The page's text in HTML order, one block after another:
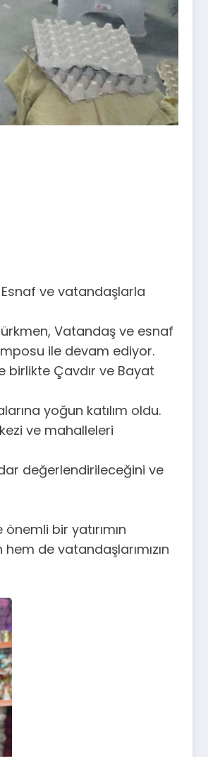
ve vatandaşlarla
Vatandaş ve esnaf
ile devam ediyor.
birlikte Çavdır ve Bayat
yoğun katılım oldu.
ve mahalleleri
değerlendirileceğini ve
bir yatırımın
de vatandaşlarımızın